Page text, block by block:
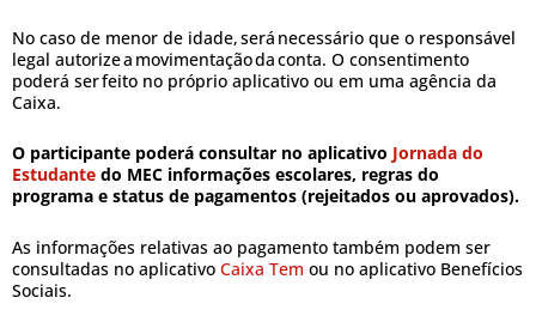
No caso de menor de idade, será necessário que o responsável
legal autorize a movimentação da conta. O consentimento
poderá ser feito no próprio aplicativo ou em uma agência da
Caixa.
O participante poderá consultar no aplicativo Jornada do
Estudante do MEC informações escolares, regras do
programa e status de pagamentos (rejeitados ou aprovados).
As informações relativas ao pagamento também podem ser
consultadas no aplicativo Caixa Tem ou no aplicativo Benefícios
Sociais.